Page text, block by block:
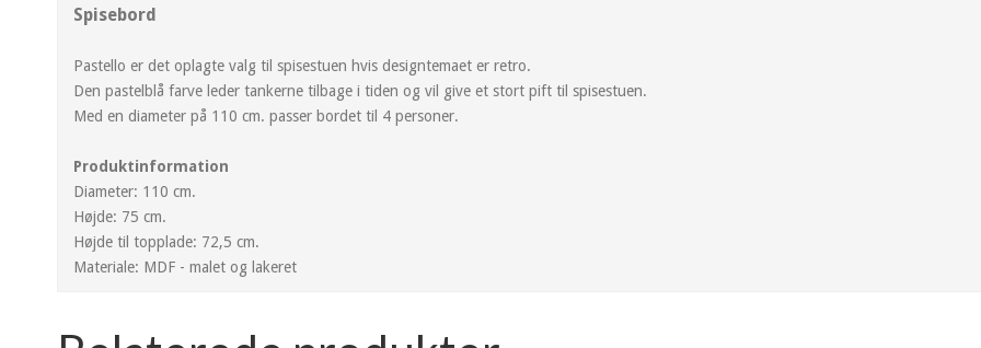
Spisebord
Pastello er det oplagte valg til spisestuen hvis designtemaet er retro.
Den pastelblå farve leder tankerne tilbage i tiden og vil give et stort pift til spisestuen.
Med en diameter på 110 cm. passer bordet til 4 personer.
Produktinformation
Diameter: 110 cm.
Højde: 75 cm.
Højde til topplade: 72,5 cm.
Materiale: MDF - malet og lakeret